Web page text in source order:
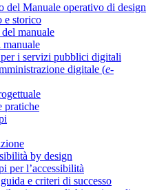
del Manuale operativo di design
e storico
manuale
i servizi pubblici digitali
digitale (e-
pratiche
by design
per l’accessibilità
e criteri di successo